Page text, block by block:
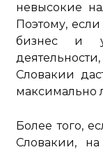
невысокие
Поэтому,
бизнес и
Словакии
максимально
Более того,
Словакии,